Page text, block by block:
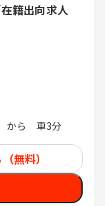
籍出向求人
から 車3分
無料）